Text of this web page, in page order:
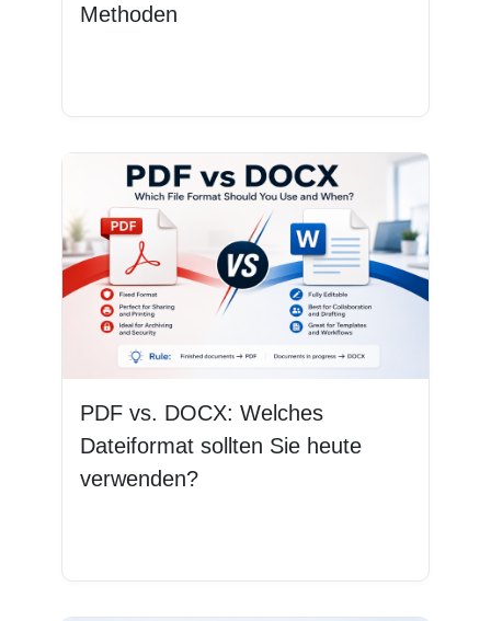
Methoden
PDF vs. DOCX: Welches
Dateiformat sollten Sie heute
verwenden?